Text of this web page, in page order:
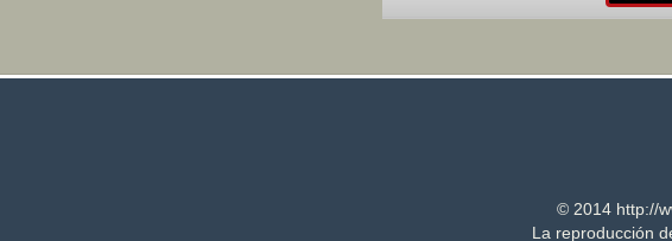
© 2014 http://
La reproducción